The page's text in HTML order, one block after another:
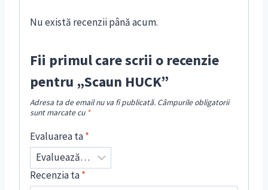
Nu există recenzii până acum.
Fii primul care scrii o recenzie
pentru „Scaun HUCK”
Adresa ta de email nu va fi publicată. Câmpurile obligatorii
sunt marcate cu *
Evaluarea ta*
Recenzia ta*